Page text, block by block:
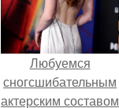
Любуемся
сногсшибательным
актерским составом